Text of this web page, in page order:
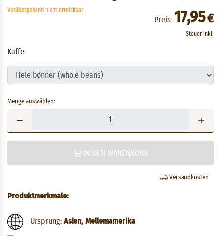
Vorübergehend nicht erreichbar
Preis: 17,95€
Steuer inkl.
Kaffe:
Menge auswählen:
IN DEN WARENKORB
Versandkosten
Produktmerkmale:
Ursprung: Asien, Mellemamerika